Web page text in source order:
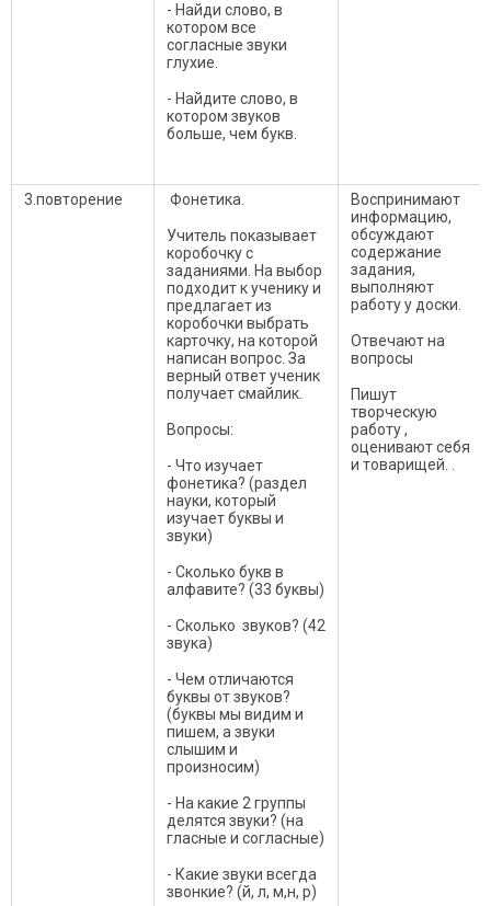
- Найди слово, в
котором все
согласные звуки
глухие.
- Найдите слово, в
котором звуков
больше, чем букв.
3.повторение Фонетика.
Учитель показывает
коробочку с
заданиями. На выбор
подходит к ученику и
предлагает из
коробочки выбрать
карточку, на которой
написан вопрос. За
верный ответ ученик
получает смайлик.
Вопросы:
- Что изучает
фонетика? (раздел
науки, который
изучает буквы и
звуки)
- Сколько букв в
алфавите? (33 буквы)
- Сколько звуков? (42
звука)
- Чем отличаются
буквы от звуков?
(буквы мы видим и
пишем, а звуки
слышим и
произносим)
- На какие 2 группы
делятся звуки? (на
гласные и согласные)
- Какие звуки всегда
звонкие? (й, л, м,н, р)
Воспринимают
информацию,
обсуждают
содержание
задания,
выполняют
работу у доски.
Отвечают на
вопросы
Пишут
творческую
работу ,
оценивают себя
и товарищей. .